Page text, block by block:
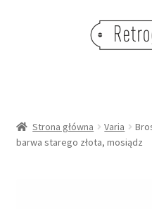
OBRAZY
Strona główna Varia
barwa starego złota, mosiądz